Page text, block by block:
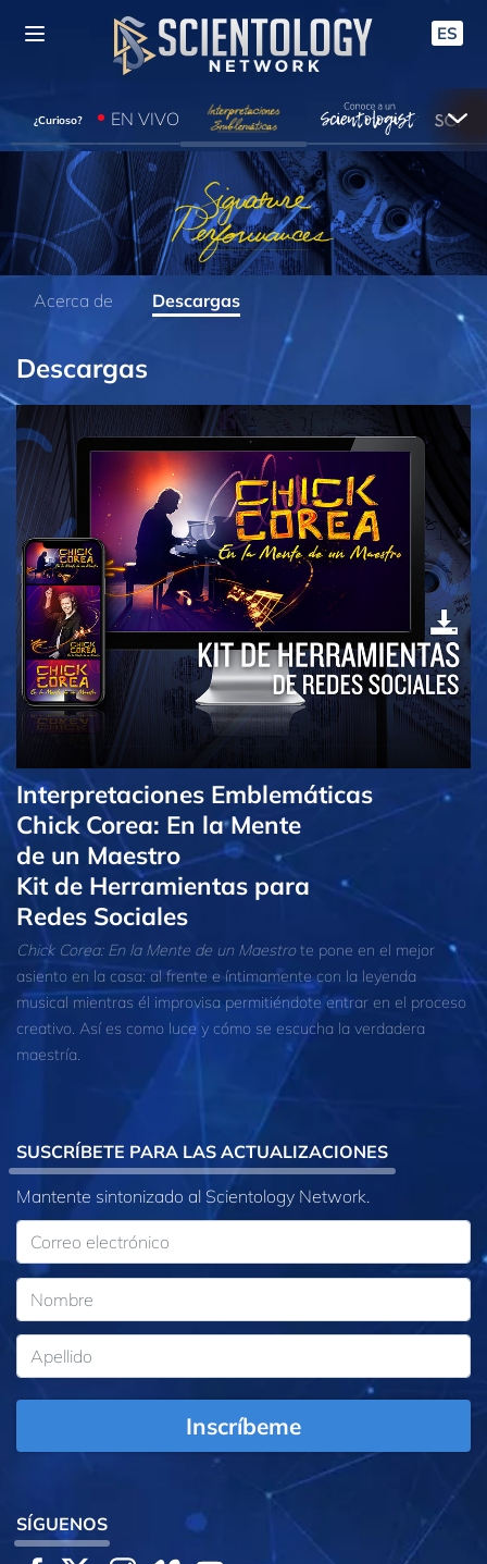
ES
¿Curioso? EN VIVO
Acerca de Descargas
Descargas
Interpretaciones Emblemáticas
Chick Corea: En la Mente
de un Maestro
Kit de Herramientas para
Redes Sociales
Chick Corea: En la Mente de un Maestrote pone en el mejor
asiento en la casa: al frente e íntimamente con la leyenda
musical mientras él improvisa permitiéndote entrar en el proceso
creativo. Así es como luce y cómo se escucha la verdadera
maestría.
SUSCRÍBETE PARA LAS ACTUALIZACIONES
Mantente sintonizado al Scientology Network.
Inscríbeme
SÍGUENOS